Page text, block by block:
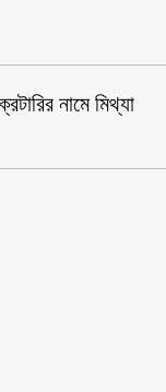
নামে মিথ্যা